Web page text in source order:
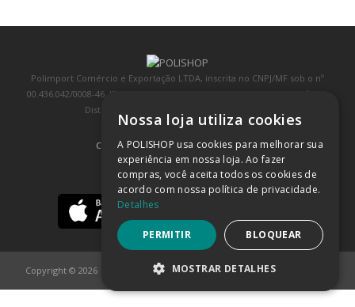
Polimport Comércio e Exportação LTDA, inscrita no CNPJ/MF sob o nº
00.436.042/0008-46, IE 407.458.707.103, com sede na Rua Kanebo, nº 175,
Distrito Industrial, Jundiaí/SP, CEP: 13213-090
COMPRA 100% SEGURA (SAIBA MAIS)
BAIXE NOSSO APP
Copyright © 2026
Nossa loja utiliza cookies
A POLISHOP usa cookies para melhorar sua
experiência em nossa loja. Ao fazer
compras, você aceita todos os cookies de
acordo com nossa política de privacidade.
Detalhes
PERMITIR BLOQUEAR
MOSTRAR DETALHES
ESTRITAMENTE NECESSÁRIOS